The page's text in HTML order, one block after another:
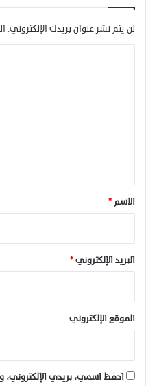
لن يتم نشر عنوان بريدك الإلكتروني.
*الاسم *
البريد الإلكتروني *
الموقع الإلكتروني
احفظ اسمي، بريدي الإلكتروني،